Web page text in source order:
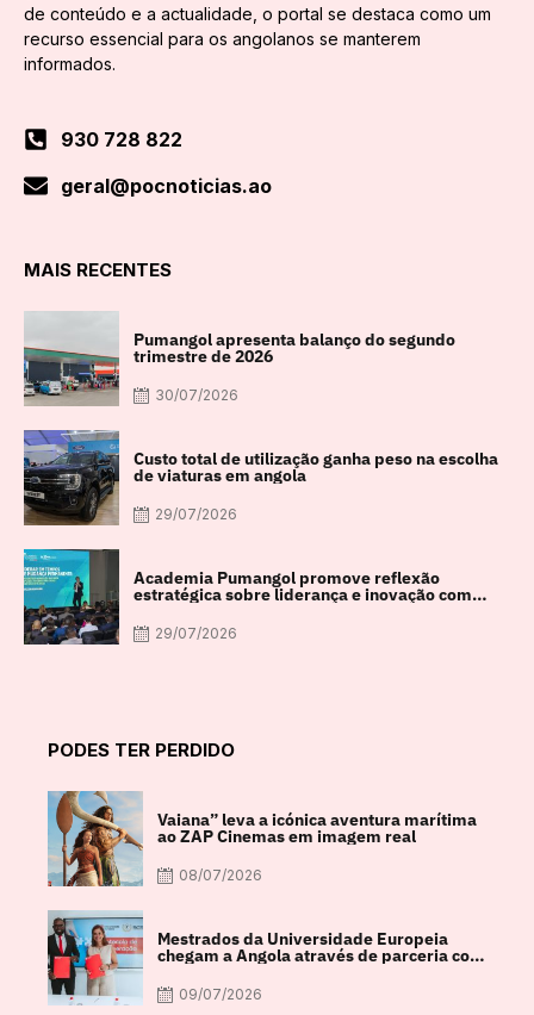
de conteúdo e a actualidade, o portal se destaca como um
recurso essencial para os angolanos se manterem
informados.
930 728 822
geral@pocnoticias.ao
MAIS RECENTES
Pumangol apresenta balanço do segundo
trimestre de 2026
30/07/2026
Custo total de utilização ganha peso na escolha
de viaturas em angola
29/07/2026
Academia Pumangol promove reflexão
estratégica sobre liderança e inovação com
especialista internacional Nadim Habib
29/07/2026
PODES TER PERDIDO
Vaiana” leva a icónica aventura marítima
ao ZAP Cinemas em imagem real
08/07/2026
Mestrados da Universidade Europeia
chegam a Angola através de parceria com
a FACUL
09/07/2026